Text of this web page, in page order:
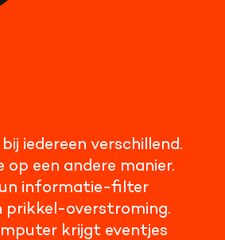
iedereen verschillend.
een andere manier.
informatie-filter
prikkel-overstroming.
krijgt eventjes